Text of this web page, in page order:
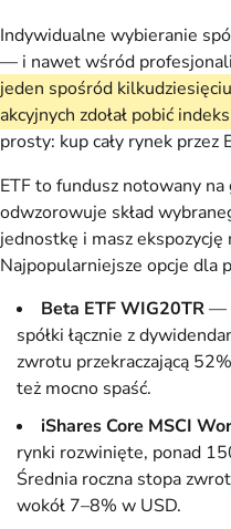
Indywidualne wybieranie
— i nawet wśród
jeden spośród
akcyjnych zdołał pobić
prosty: kup cały rynek przez
ETF to fundusz notowany
odwzorowuje skład
jednostkę i masz ekspozycję
Najpopularniejsze opcje dla
Beta ETF WIG20TR—
spółki łącznie z
zwrotu przekraczającą
też mocno spaść.
iShares Core MSCI
rynki rozwinięte, ponad
Średnia roczna stopa
wokół 7–8% w USD.